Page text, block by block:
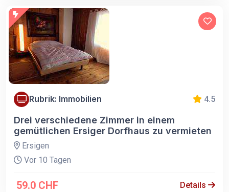
Rubrik: Immobilien 4.5
Drei verschiedene Zimmer in einem
gemütlichen Ersiger Dorfhaus zu vermieten
Ersigen
Vor 10 Tagen
59.0 CHF Details